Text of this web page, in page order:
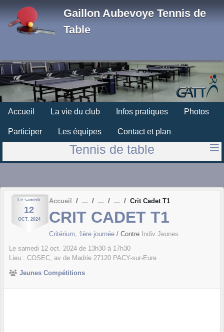
Gaillon Aubevoye Tennis de
Table
Accueil La vie du club Infos pratiques Photos
Participer Les équipes Contact et plan
Tennis de table
Le samedi
12
OCT. 2024
Accueil Crit Cadet T1
CRIT CADET T1
Critérium, 1ère journée / Contre Indiv Jeunes
Le samedi 12 oct. 2024 de 13h30 à 17h30
Lieu : COSEC, av de Madrie 27120 PACY-sur-Eure
Jeunes Compétitions
Panneau de gestion des cookies